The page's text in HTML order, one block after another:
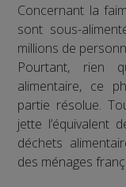
Concernant la
sont sous-
millions de
Pourtant, rien
alimentaire, ce
partie résolue.
jette l’équivalent
déchets
des ménages